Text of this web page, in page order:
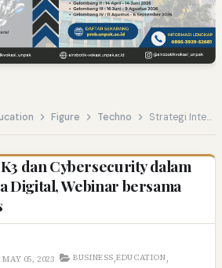
Figure Techno Strategi Integrasi K3 dan Cybersecurity dalam Perlindungan Data Digital, Webinar bersama Praktisi K3L Migas
dan Cybersecurity dalam
Digital, Webinar bersama
MAY 05, 2023 BUSINESS,EDUCATION,